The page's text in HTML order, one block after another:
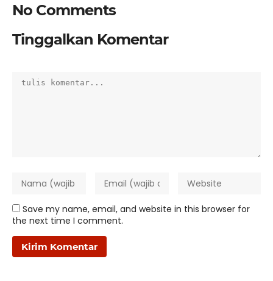
No Comments
Tinggalkan Komentar
Save my name, email, and website in this browser for
the next time I comment.